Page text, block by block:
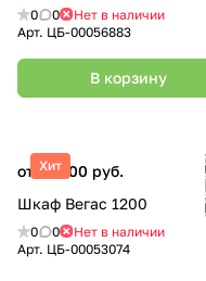
0 0
Нет в наличии
Арт. ЦБ-00056883
В корзину
Хит
от 12 600 руб.
Шкаф Вегас 1200
0 0
Нет в наличии
Арт. ЦБ-00053074